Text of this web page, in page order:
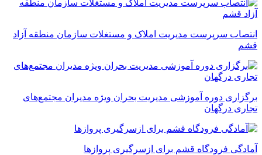
انتصاب سرپرست مدیریت املاک و مستغلات سازمان منطقه آزاد
قشم
برگزاری دوره آموزشی مدیریت بحران ویژه مدیران مجتمع‌های
تجاری درگهان
آمادگی فرودگاه قشم برای ازسرگیری پروازها